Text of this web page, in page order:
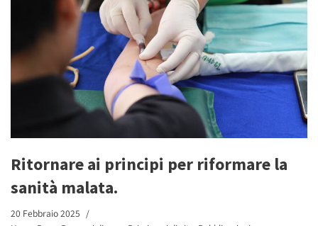
Ritornare ai principi per riformare la
sanità malata.
20 Febbraio 2025